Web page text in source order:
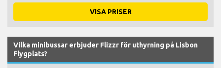
VISA PRISER
Vilka minibussar erbjuder Flizzr för uthyrning på Lisbon
Flygplats?